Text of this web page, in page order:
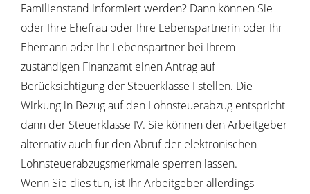
Familienstand informiert werden? Dann können Sie
oder Ihre Ehefrau oder Ihre Lebenspartnerin oder Ihr
Ehemann oder Ihr Lebenspartner bei Ihrem
zuständigen Finanzamt einen Antrag auf
Berücksichtigung der Steuerklasse I stellen. Die
Wirkung in Bezug auf den Lohnsteuerabzug entspricht
dann der Steuerklasse IV. Sie können den Arbeitgeber
alternativ auch für den Abruf der elektronischen
Lohnsteuerabzugsmerkmale sperren lassen.
Wenn Sie dies tun, ist Ihr Arbeitgeber allerdings